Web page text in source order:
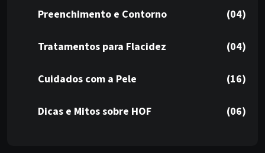
Preenchimento e Contorno (04)
Tratamentos para Flacidez (04)
Cuidados com a Pele (16)
Dicas e Mitos sobre HOF (06)